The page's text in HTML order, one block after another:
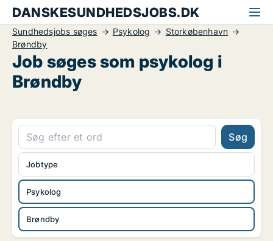
DANSKESUNDHEDSJOBS.DK
Sundhedsjobs søges Psykolog
Storkøbenhavn
Brøndby
Job søges som psykolog i
Brøndby
Søg
Psykolog
Brøndby
Jobtype